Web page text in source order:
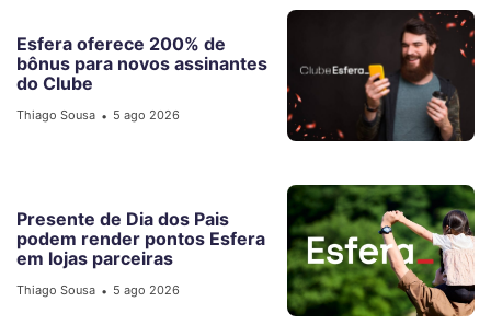
Esfera oferece 200% de
bônus para novos assinantes
do Clube
Thiago Sousa • 5 ago 2026
Presente de Dia dos Pais
podem render pontos Esfera
em lojas parceiras
Thiago Sousa • 5 ago 2026